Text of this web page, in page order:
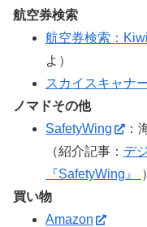
航空券検索
航空券検索：Kiwi
よ）
スカイスキャナ
ノマドその他
SafetyWing
：
（紹介記事： デ
『SafetyWing』
）
買い物
Amazon